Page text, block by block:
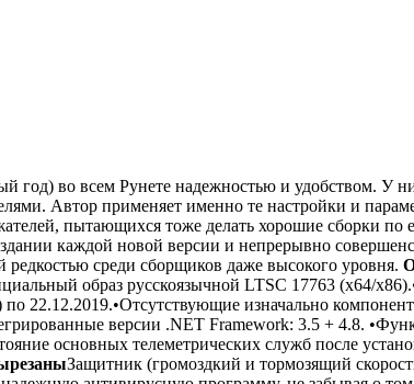
год) во всем Рунете надежностью и удобством. У
Автор применяет именно те настройки и
пытающихся тоже делать хорошие сборки
каждой новой версии и непрерывно
редкостью среди сборщиков даже высокого уровня.
образ русскоязычной LTSC 17763 (x64/
22.12.2019.•Отсутствующие изначально
версии .NET Framework: 3.5 + 4.8.
основных телеметрических служб после
Защитник (громоздкий и тормозящий